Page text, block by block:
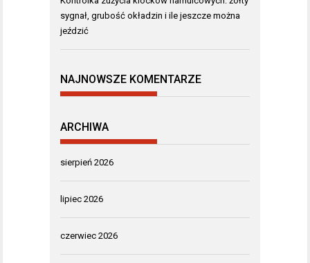
sygnał, grubość okładzin i ile jeszcze można
jeździć
NAJNOWSZE KOMENTARZE
ARCHIWA
sierpień 2026
lipiec 2026
czerwiec 2026